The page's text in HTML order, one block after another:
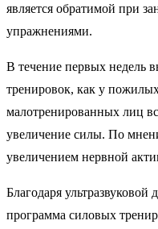
является обратимой при
упражнениями.
В течение первых недель
тренировок, как у
малотренированных лиц
увеличение силы. По
увеличением нервной
Благодаря ультразвуковой
программа силовых